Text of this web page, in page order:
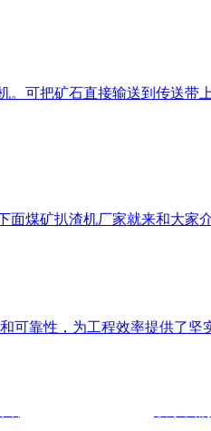
可把矿石直接输送到传送
煤矿扒渣机厂家就来和大家
可靠性，为工程效率提供了